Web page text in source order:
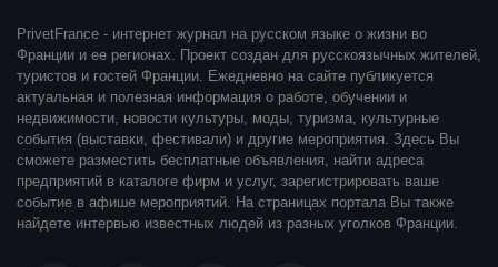
PrivetFrance - интернет журнал на русском языке о жизни во
Франции и ее регионах. Проект создан для русскоязычных жителей,
туристов и гостей Франции. Ежедневно на сайте публикуется
актуальная и полезная информация о работе, обучении и
недвижимости, новости культуры, моды, туризма, культурные
события (выставки, фестивали) и другие мероприятия. Здесь Вы
сможете разместить бесплатные объявления, найти адреса
предприятий в каталоге фирм и услуг, зарегистрировать ваше
событие в афише мероприятий. На страницах портала Вы также
найдете интервью известных людей из разных уголков Франции.